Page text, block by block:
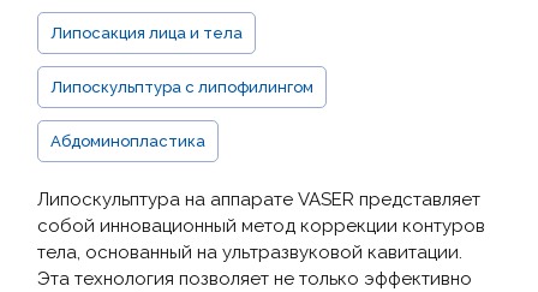
Липосакция лица и тела
Липоскульптура с липофилингом
Абдоминопластика
Липоскульптура на аппарате VASER представляет
собой инновационный метод коррекции контуров
тела, основанный на ультразвуковой кавитации.
Эта технология позволяет не только эффективно